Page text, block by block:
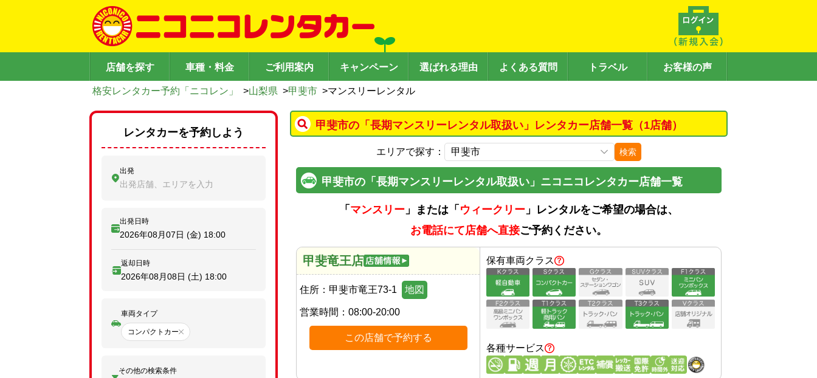
店舗を探す 車種・料金 ご利用案内 キャンペーン 選ばれる理由 よくある質問 トラベル お客様の声
格安レンタカー予約「ニコレン」 >山梨県 >甲斐市 >マンスリーレンタル
甲斐市の「長期マンスリーレンタル取扱い」レンタカー店舗一覧（1店舗）
エリアで探す： 検索
甲斐市の「長期マンスリーレンタル取扱い」ニコニコレンタカー店舗一覧
「 マンスリー 」または「 ウィークリー 」レンタルをご希望の場合は、
お電話にて店舗へ直接ご予約ください。
甲斐竜王店
住所： 甲斐市竜王73-1 地図
営業時間： 08:00-20:00
この店舗で予約する
保有車両クラス
各種サービス
レンタカーを予約しよう
出発
出発店舗、エリアを入力
出発日時
2026年08月07日 (金) 18:00
返却日時
2026年08月08日 (土) 18:00
車両タイプ
コンパクトカー
その他の検索条件